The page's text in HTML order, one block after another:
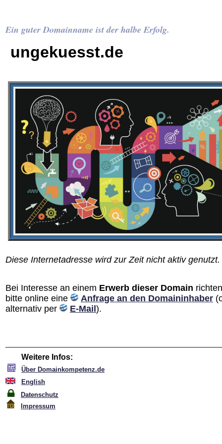
Ein guter Domainname ist der halbe Erfolg.
ungekuesst.de
Diese Internetadresse wird zur Zeit nicht aktiv genutzt.
Bei Interesse an einem Erwerb dieser Domain
bitte online eine
Anfrage an den Domain­inhaber
alternativ per
E-Mail ).
Weitere Infos:
Über Domainkompetenz.de
English
Datenschutz
Impressum